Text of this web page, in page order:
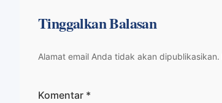
Tinggalkan Balasan
Alamat email Anda tidak akan dipublikasikan.
Komentar *